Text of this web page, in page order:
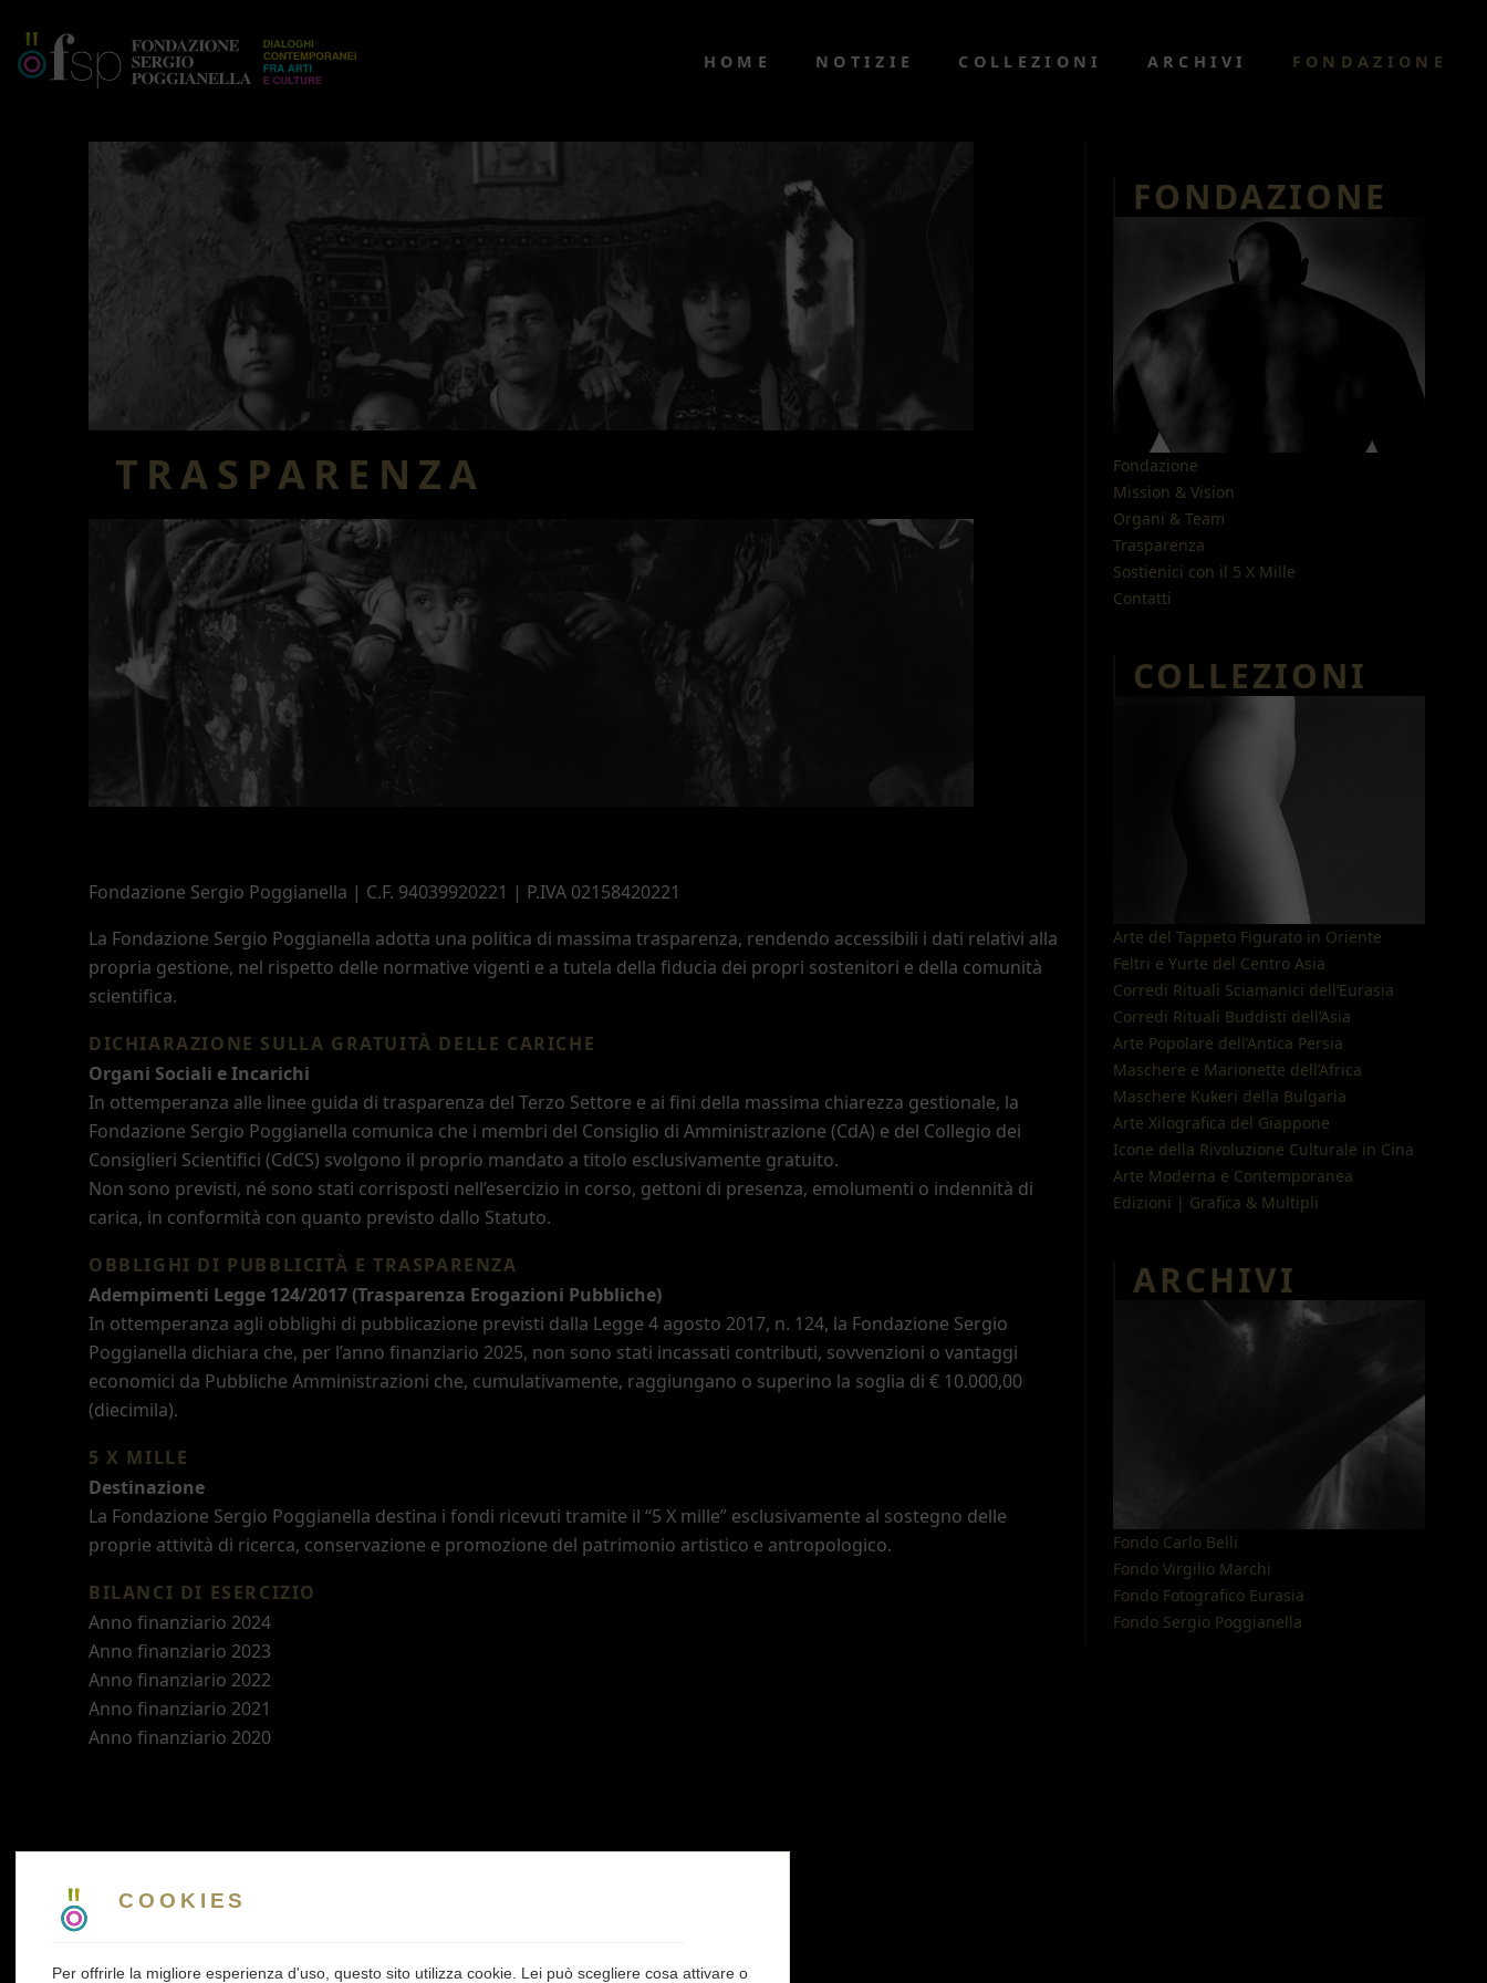
COOKIES
Per offrirle la migliore esperienza d'uso, questo sito utilizza cookie. Lei può scegliere cosa attivare o
HOME NOTIZIE COLLEZIONI ARCHIVI FONDAZIONE
TRASPARENZA
Fondazione Sergio Poggianella | C.F. 94039920221 | P.IVA 02158420221
La Fondazione Sergio Poggianella adotta una politica di massima trasparenza, rendendo accessibili i dati relativi alla
propria gestione, nel rispetto delle normative vigenti e a tutela della fiducia dei propri sostenitori e della comunità
scientifica.
DICHIARAZIONE SULLA GRATUITÀ DELLE CARICHE
Organi Sociali e Incarichi
In ottemperanza alle linee guida di trasparenza del Terzo Settore e ai fini della massima chiarezza gestionale, la
Fondazione Sergio Poggianella comunica che i membri del Consiglio di Amministrazione (CdA) e del Collegio dei
Consiglieri Scientifici (CdCS) svolgono il proprio mandato a titolo esclusivamente gratuito.
Non sono previsti, né sono stati corrisposti nell’esercizio in corso, gettoni di presenza, emolumenti o indennità di
carica, in conformità con quanto previsto dallo Statuto.
OBBLIGHI DI PUBBLICITÀ E TRASPARENZA
Adempimenti Legge 124/2017 (Trasparenza Erogazioni Pubbliche)
In ottemperanza agli obblighi di pubblicazione previsti dalla Legge 4 agosto 2017, n. 124, la Fondazione Sergio
Poggianella dichiara che, per l’anno finanziario 2025, non sono stati incassati contributi, sovvenzioni o vantaggi
economici da Pubbliche Amministrazioni che, cumulativamente, raggiungano o superino la soglia di € 10.000,00
(diecimila).
5 X MILLE
Destinazione
La Fondazione Sergio Poggianella destina i fondi ricevuti tramite il “5 X mille” esclusivamente al sostegno delle
proprie attività di ricerca, conservazione e promozione del patrimonio artistico e antropologico.
BILANCI DI ESERCIZIO
Anno finanziario 2024
Anno finanziario 2023
Anno finanziario 2022
Anno finanziario 2021
Anno finanziario 2020
FONDAZIONE
Fondazione
Mission & Vision
Organi & Team
Trasparenza
Sostienici con il 5 X Mille
Contatti
COLLEZIONI
Arte del Tappeto Figurato in Oriente
Feltri e Yurte del Centro Asia
Corredi Rituali Sciamanici dell’Eurasia
Corredi Rituali Buddisti dell’Asia
Arte Popolare dell’Antica Persia
Maschere e Marionette dell’Africa
Maschere Kukeri della Bulgaria
Arte Xilografica del Giappone
Icone della Rivoluzione Culturale in Cina
Arte Moderna e Contemporanea
Edizioni | Grafica & Multipli
ARCHIVI
Fondo Carlo Belli
Fondo Virgilio Marchi
Fondo Fotografico Eurasia
Fondo Sergio Poggianella